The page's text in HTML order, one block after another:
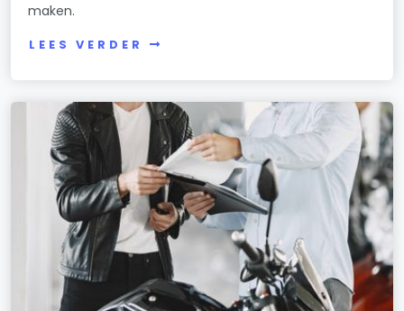
maken.
LEES VERDER